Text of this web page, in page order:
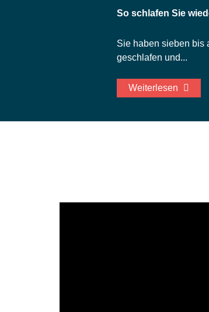
So schlafen Sie
Sie haben sieben bis
geschlafen und...
Weiterlesen